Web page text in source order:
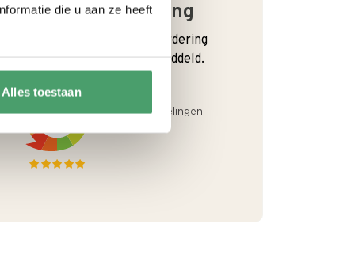
die u aan ze heeft
Alles toestaan
Goede waardering
We krijgen een goede waardering
van Onze klanten. 9+ gemiddeld.